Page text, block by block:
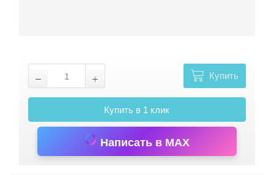
Купить
Купить в 1 клик
Написать в MAX